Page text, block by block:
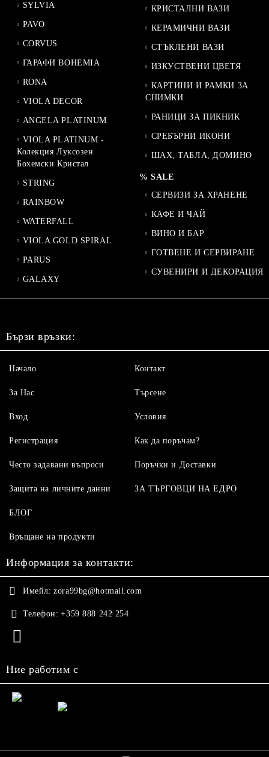
SYLVIA
PAVO
CORVUS
ГАРАФИ BOHEMIA
RONA
VIOLA DECOR
ANGELA PLATINUM
VIOLA PLATINUM -
Колекция Луксозен
Бохемски Кристал
STRING
RAINBOW
WATERFALL
VIOLA GOLD SPIRAL
PARUS
GALAXY
КРИСТАЛНИ ВАЗИ
КЕРАМИЧНИ ВАЗИ
СТЪКЛЕНИ ВАЗИ
ИЗКУСТВЕНИ ЦВЕТЯ
КАРТИНИ И РАМКИ ЗА
СНИМКИ
РАНИЦИ ЗА ПИКНИК
СРЕБЪРНИ ИКОНИ
ШАХ, ТАБЛА, ДОМИНО
% SALE
СЕРВИЗИ ЗА ХРАНЕНЕ
КАФЕ И ЧАЙ
ВИНО И БАР
ГОТВЕНЕ И СЕРВИРАНЕ
СУВЕНИРИ И ДЕКОРАЦИЯ
Бързи връзки:
Начало
За Нас
Вход
Регистрация
Контакт
Търсене
Условия
Как да поръчам?
Често задавани въпроси
Защита на личните данни
БЛОГ
Връщане на продукти
Поръчки и Доставки
ЗА ТЪРГОВЦИ НА ЕДРО
Информация за контакти:
Имейл: zora99bg@hotmail.com
Телефон: +359 888 242 254
Ние работим с